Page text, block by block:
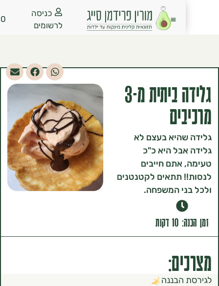
לרשומים
0.00
גלידה ביתית מ-3
בעצם לא
היא כ"כ
חייבים
תתאים לקטנטנים
המשפחה.
הבננה